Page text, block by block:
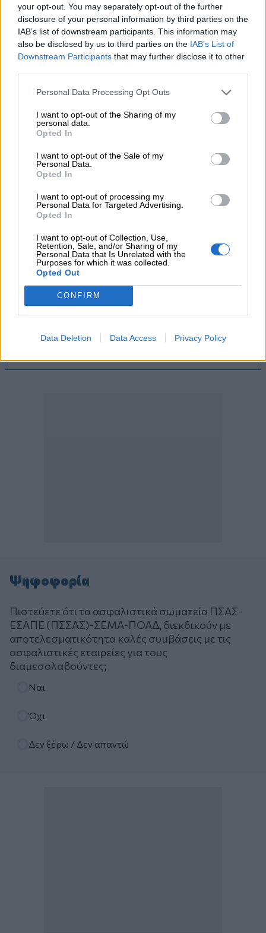
your opt-out. You may separately opt-out of the further
disclosure of your personal information by third parties on the
IAB’s list of downstream participants. This information may
also be disclosed by us to third parties on the IAB’s List of
Downstream Participants that may further disclose it to other
Personal Data Processing Opt Outs
I want to opt-out of the Sharing of my
personal data.
Opted In
I want to opt-out of the Sale of my
Personal Data.
Opted In
I want to opt-out of processing my
Personal Data for Targeted Advertising.
Opted In
I want to opt-out of Collection, Use,
Retention, Sale, and/or Sharing of my
Personal Data that Is Unrelated with the
Purposes for which it was collected.
Opted Out
CONFIRM
Data Deletion Data Access Privacy Policy
04.08.2026 - 11:26
Γιάννης Καντώρος – Όμιλος INTERAMERICAN
04.08.2026 - 10:14
εμπειρία της Τουρκίας
Δημόσια ευχαριστήρια επιστολή Γ. Περιστέρη προς Δρ.
Γεώργιο Αποστολόπουλο, Ιδρυτή και Πρόεδρο Ομίλου
ΙΑΤΡΙΚΟ ΑΘΗΝΩΝ
04.08.2026 - 09:19
Ελληνική Ένωση Τραπεζών: Μέτρα στήριξης για τις
04.08.2026 - 08:32
ρεκόρ της Wall και του DAX, σε υψηλά 17 ετών το
Χρηματιστήριο Αθηνών, οι ξένοι ανανεώνουν την «ψήφο» τους
για τις τράπεζες
03.08.2026 - 16:25
Η Εθνική Ασφαλιστική στο πλευρό των ασφαλισμένων της
που δοκιμάζονται από τις καταστροφικές πυρκαγιές
Ψηφοφορία
Πιστεύετε ότι τα ασφαλιστικά σωματεία ΠΣΑΣ-
ΕΣΑΠΕ (ΠΣΣΑΣ)-ΣΕΜΑ-ΠΟΑΔ, διεκδικούν με
αποτελεσματικότητα καλές συμβάσεις με τις
ασφαλιστικές εταιρείες για τους
διαμεσολαβούντες;
Ναι
Όχι
Δεν ξέρω / Δεν απαντώ